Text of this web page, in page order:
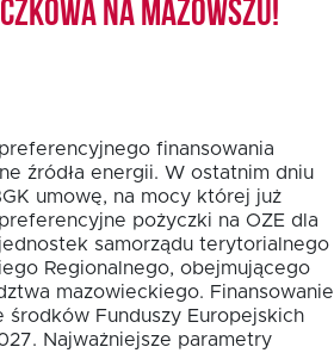
na Mazowszu!
finansowania
źródła energii. W ostatnim dniu
umowę, na mocy której już
pożyczki na OZE dla
samorządu terytorialnego
Regionalnego, obejmującego
mazowieckiego. Finansowanie
środków Funduszy Europejskich
Najważniejsze parametry